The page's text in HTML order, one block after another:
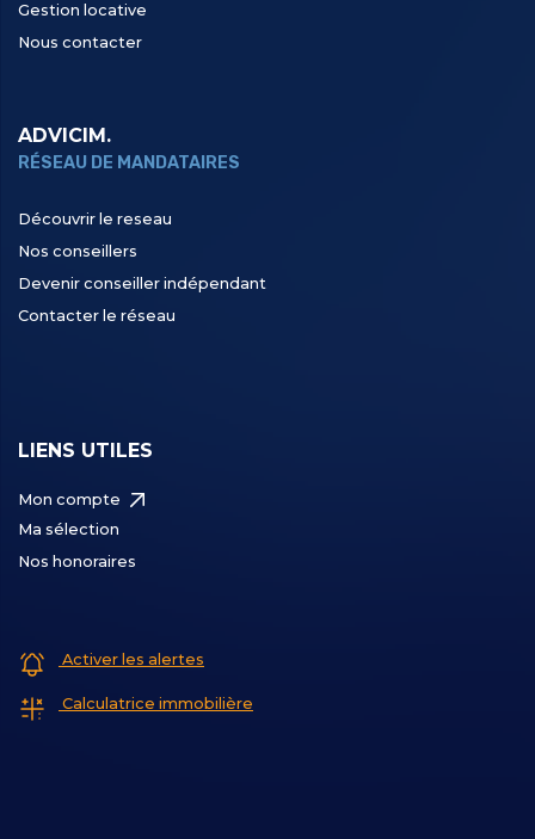
Gestion locative
Nous contacter
ADVICIM.
RÉSEAU DE MANDATAIRES
Découvrir le reseau
Nos conseillers
Devenir conseiller indépendant
Contacter le réseau
LIENS UTILES
Mon compte
Ma sélection
Nos honoraires
Activer les alertes
Calculatrice immobilière